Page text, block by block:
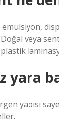
emülsiyon,
veya
plastik
yara
yapısı